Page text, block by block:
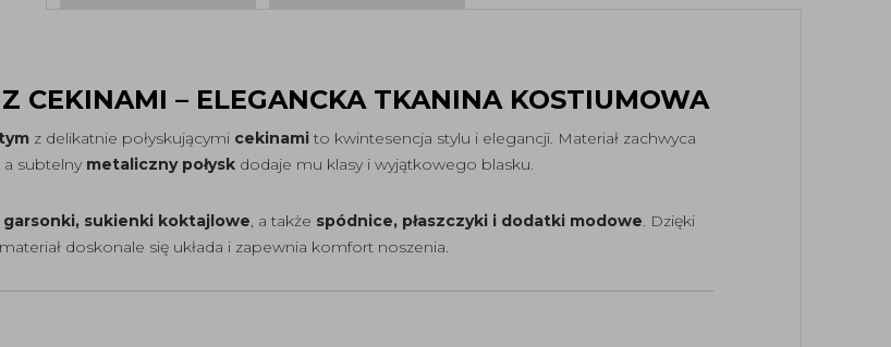
CEKINAMI – ELEGANCKA TKANINA KOSTIUMOWA
z delikatnie połyskującymi cekinami to kwintesencja stylu i elegancji. Materiał zachwyca
a subtelny metaliczny połysk dodaje mu klasy i wyjątkowego blasku.
garsonki, sukienki koktajlowe, a także spódnice, płaszczyki i dodatki modowe. Dzięki
doskonale się układa i zapewnia komfort noszenia.